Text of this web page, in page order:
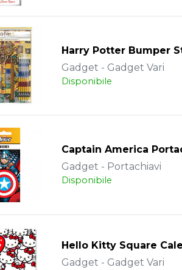
Harry Potter Bumper
Gadget - Gadget Vari
Disponibile
Captain America
Gadget - Portachiavi
Disponibile
Hello Kitty Square
Gadget - Gadget Vari